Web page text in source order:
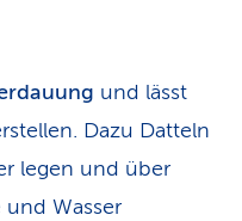
und lässt
Dazu Datteln
legen und über
Wasser